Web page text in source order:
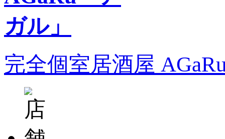
完全個室居酒屋